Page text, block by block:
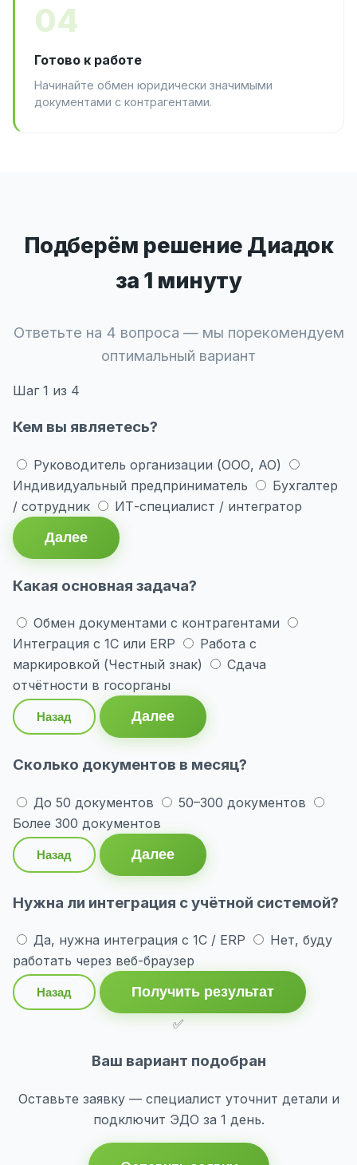
04
Готово к работе
Начинайте обмен юридически значимыми
документами с контрагентами.
Подберём решение Диадок
за 1 минуту
Ответьте на 4 вопроса — мы порекомендуем
оптимальный вариант
Шаг 1 из 4
Кем вы являетесь?
Руководитель организации (ООО, АО)
Индивидуальный предприниматель
Бухгалтер
/ сотрудник
ИТ-специалист / интегратор
Далее
Какая основная задача?
Обмен документами с контрагентами
Интеграция с 1С или ERP
Работа с
маркировкой (Честный знак)
Сдача
отчётности в госорганы
Назад Далее
Сколько документов в месяц?
До 50 документов
50–300 документов
Более 300 документов
Назад Далее
Нужна ли интеграция с учётной системой?
Да, нужна интеграция с 1С / ERP
Нет, буду
работать через веб-браузер
Назад
Получить результат
✅
Ваш вариант подобран
Оставьте заявку — специалист уточнит детали и
подключит ЭДО за 1 день.